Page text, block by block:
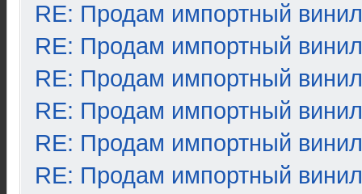
RE: Продам импортный винил
RE: Продам импортный винил
RE: Продам импортный винил
RE: Продам импортный винил
RE: Продам импортный винил
RE: Продам импортный винил